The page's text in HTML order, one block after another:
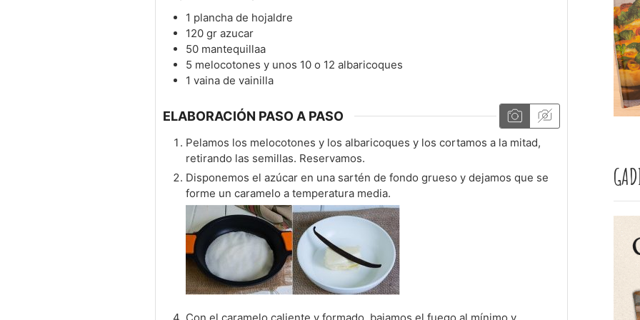
1 plancha de hojaldre
120 gr azucar
50 mantequillaa
5 melocotones y unos 10 o 12 albaricoques
1 vaina de vainilla
ELABORACIÓN PASO A PASO
Pelamos los melocotones y los albaricoques y los cortamos a la mitad,
retirando las semillas. Reservamos.
Disponemos el azúcar en una sartén de fondo grueso y dejamos que se
forme un caramelo a temperatura media.